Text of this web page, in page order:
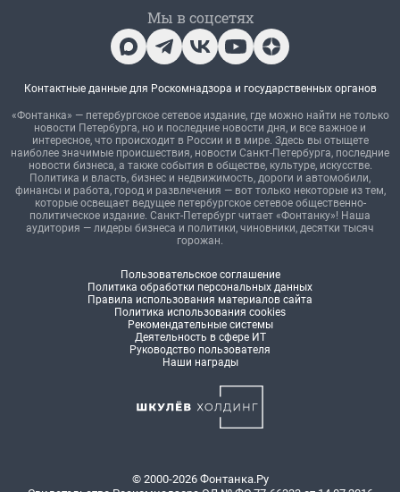
Мы в соцсетях
Контактные данные для Роскомнадзора и государственных органов
«Фонтанка» — петербургское сетевое издание, где можно найти не только
новости Петербурга, но и последние новости дня, и все важное и
интересное, что происходит в России и в мире. Здесь вы отыщете
наиболее значимые происшествия, новости Санкт-Петербурга, последние
новости бизнеса, а также события в обществе, культуре, искусстве.
Политика и власть, бизнес и недвижимость, дороги и автомобили,
финансы и работа, город и развлечения — вот только некоторые из тем,
которые освещает ведущее петербургское сетевое общественно-
политическое издание. Санкт-Петербург читает «Фонтанку»! Наша
аудитория — лидеры бизнеса и политики, чиновники, десятки тысяч
горожан.
Пользовательское соглашение
Политика обработки персональных данных
Правила использования материалов сайта
Политика использования cookies
Рекомендательные системы
Деятельность в сфере ИТ
Руководство пользователя
Наши награды
© 2000-2026 Фонтанка.Ру